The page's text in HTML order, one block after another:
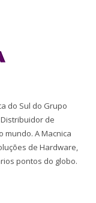
do Sul do Grupo
de
mundo. A Macnica
de Hardware,
pontos do globo.